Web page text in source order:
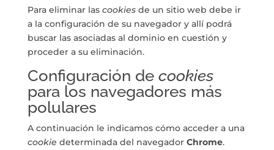
Para eliminar las cookiesde un sitio web debe ir
a la configuración de su navegador y allí podrá
buscar las asociadas al dominio en cuestión y
proceder a su eliminación.
Configuración de cookies
para los navegadores más
polulares
A continuación le indicamos cómo acceder a una
cookie determinada del navegador Chrome.